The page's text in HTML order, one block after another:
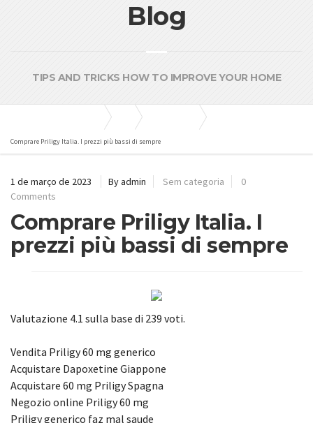
Blog
TIPS AND TRICKS HOW TO IMPROVE YOUR HOME
Comprare Priligy Italia. I prezzi più bassi di sempre
1 de março de 2023 By admin Sem categoria
0
Comments
Comprare Priligy Italia. I
prezzi più bassi di sempre
Valutazione 4.1 sulla base di 239 voti.
Vendita Priligy 60 mg generico
Acquistare Dapoxetine Giappone
Acquistare 60 mg Priligy Spagna
Negozio online Priligy 60 mg
Priligy generico faz mal saude